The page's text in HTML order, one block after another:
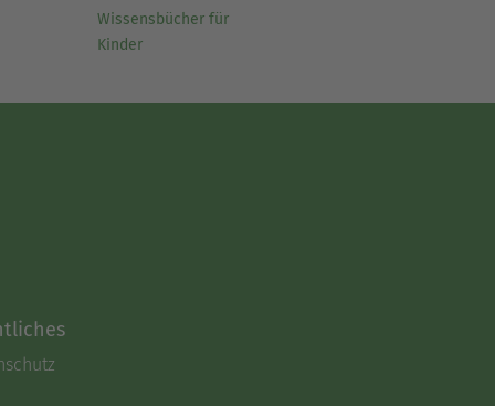
Wissensbücher für
Kinder